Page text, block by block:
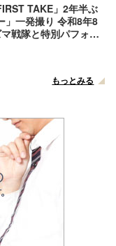
TAKE」2年半ぶ
」一発撮り 令和8年8
戦隊と特別パフォー
もっとみる